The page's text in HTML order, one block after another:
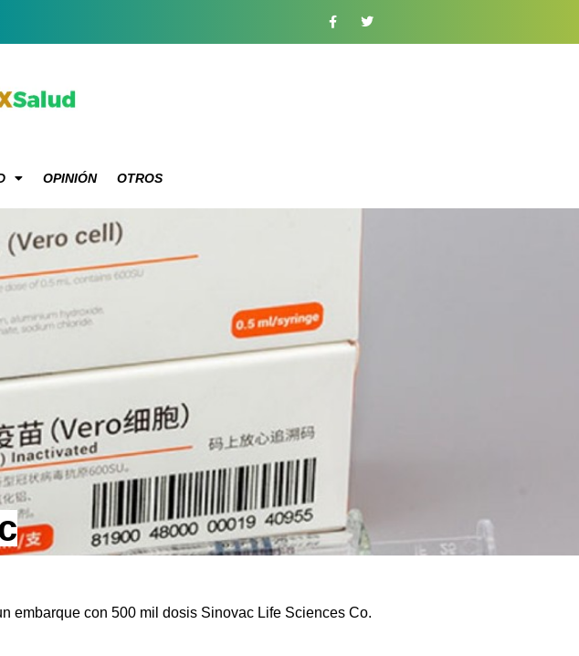
OPINIÓN OTROS
embarque con 500 mil dosis Sinovac Life Sciences Co.